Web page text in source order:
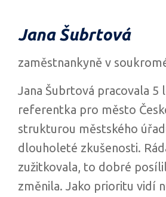
Jana Šubrtová
zaměstnankyně v
Jana Šubrtová pracovala
referentka pro město
strukturou městského
dlouholeté zkušenosti.
zužitkovala, to dobré
změnila. Jako prioritu vidí